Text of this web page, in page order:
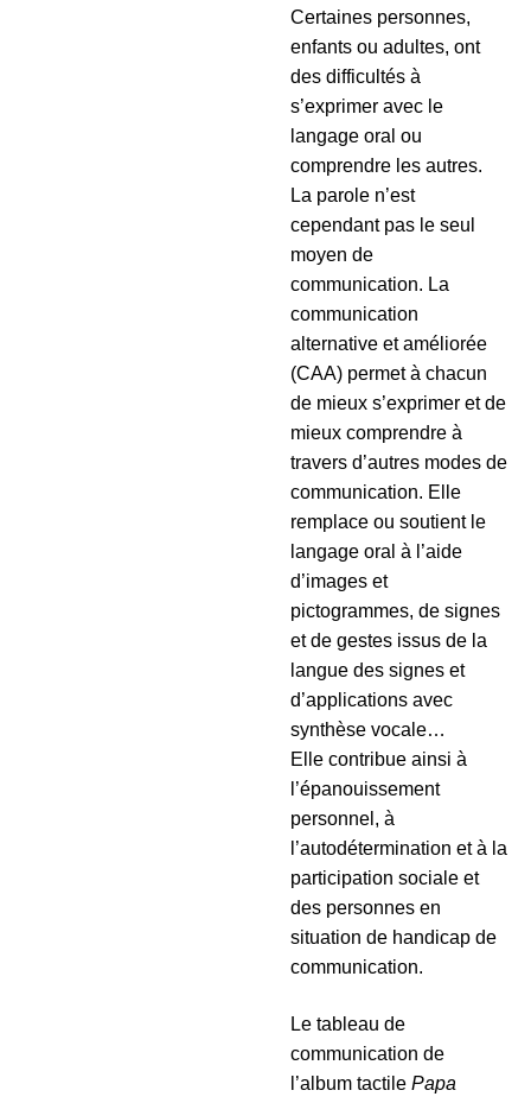
Certaines personnes,
enfants ou adultes, ont
des difficultés à
s’exprimer avec le
langage oral ou
comprendre les autres.
La parole n’est
cependant pas le seul
moyen de
communication. La
communication
alternative et améliorée
(CAA) permet à chacun
de mieux s’exprimer et de
mieux comprendre à
travers d’autres modes de
communication. Elle
remplace ou soutient le
langage oral à l’aide
d’images et
pictogrammes, de signes
et de gestes issus de la
langue des signes et
d’applications avec
synthèse vocale…
Elle contribue ainsi à
l’épanouissement
personnel, à
l’autodétermination et à la
participation sociale et
des personnes en
situation de handicap de
communication.
Le tableau de
communication de
l’album tactile Papa